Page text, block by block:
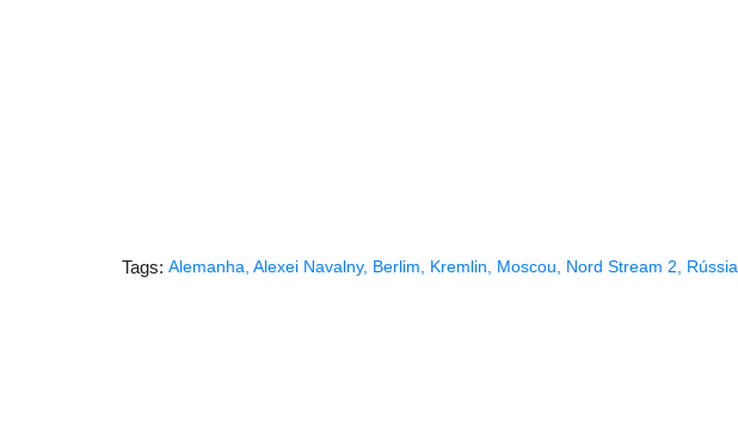
Tags: Alemanha Alexei Navalny, Berlim Kremlin Moscou Nord Stream 2 Rússia